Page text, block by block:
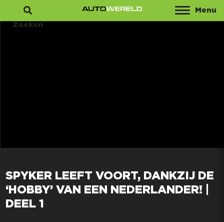
Menu
Zoeken
SPYKER LEEFT VOORT, DANKZIJ DE
‘HOBBY’ VAN EEN NEDERLANDER! |
DEEL 1